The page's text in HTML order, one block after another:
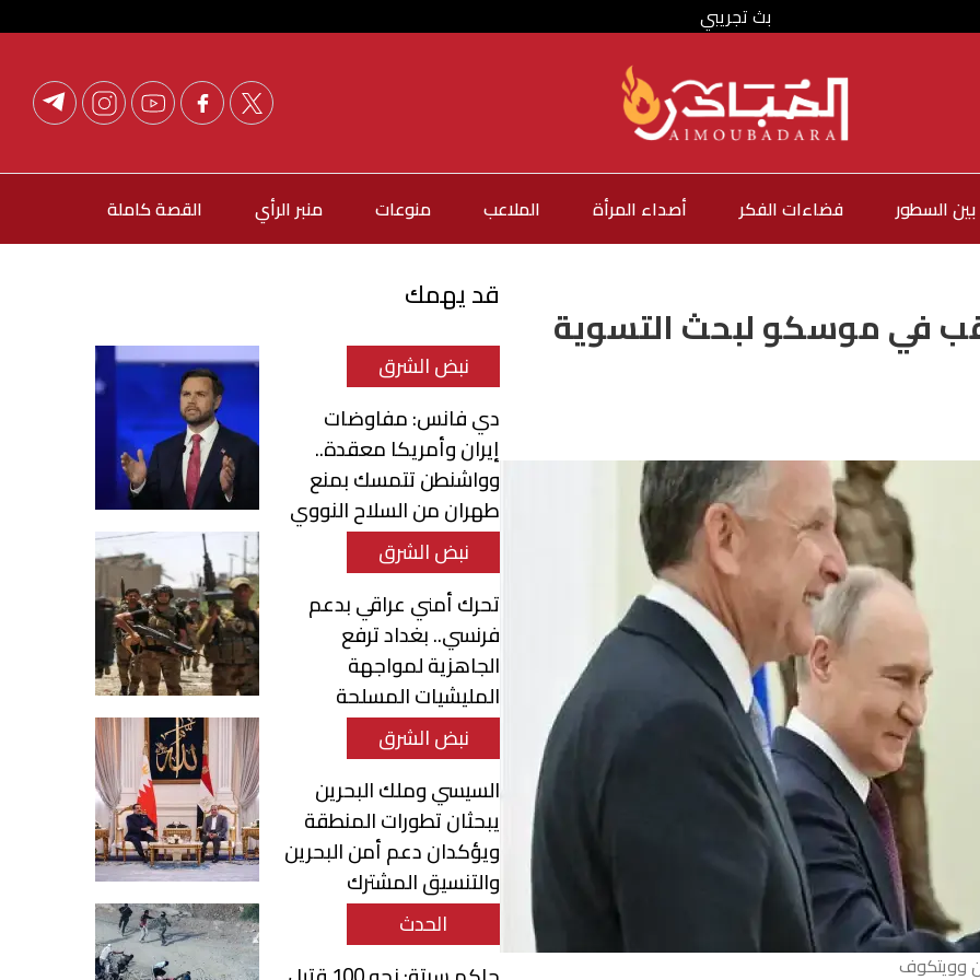
بث تجريبي
بين السطور فضاءات الفكر أصداء المرأة الملاعب منوعات منبر الرأي القصة كاملة
في موسكو لبحث التسوية
وويتكوف
قد يهمك
نبض الشرق
دي فانس: مفاوضات
إيران وأمريكا معقدة..
وواشنطن تتمسك بمنع
طهران من السلاح النووي
نبض الشرق
تحرك أمني عراقي بدعم
فرنسي.. بغداد ترفع
الجاهزية لمواجهة
المليشيات المسلحة
نبض الشرق
السيسي وملك البحرين
يبحثان تطورات المنطقة
ويؤكدان دعم أمن البحرين
والتنسيق المشترك
الحدث